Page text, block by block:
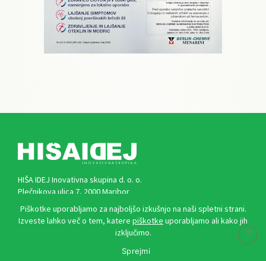
HIŠA IDEJ Inovativna skupina d. o. o.
Plečnikova ulica 7, 2000 Maribor
Piškotke uporabljamo za najboljšo izkušnjo na naši spletni strani.
Izveste lahko več o tem, katere piškotke uporabljamo ali kako jih
izključimo.
Sprejmi